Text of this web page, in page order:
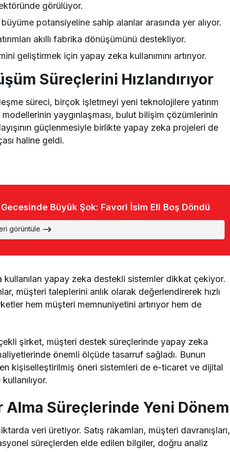
görülüyor.
potansiyeline sahip alanlar arasında yer alıyor.
akıllı fabrika dönüşümünü destekliyor.
geliştirmek için yapay zeka kullanımını artırıyor.
Süreçlerini Hızlandırıyor
süreci, birçok işletmeyi yeni teknolojilere yatırım
yaygınlaşması, bulut bilişim çözümlerinin
güçlenmesiyle birlikte yapay zeka projeleri de
haline geldi.
Büyük Şok: Favori İsim Eli Boş Döndü
görüntüle
kullanılan yapay zeka destekli sistemler dikkat çekiyor.
müşteri taleplerini anlık olarak değerlendirerek hızlı
hem müşteri memnuniyetini artırıyor hem de
şirket, müşteri destek süreçlerinde yapay zeka
önemli ölçüde tasarruf sağladı. Bunun
kişiselleştirilmiş öneri sistemleri de e-ticaret ve dijital
Süreçlerinde Yeni Dönem
veri üretiyor. Satış rakamları, müşteri davranışları,
süreçlerden elde edilen bilgiler, doğru analiz